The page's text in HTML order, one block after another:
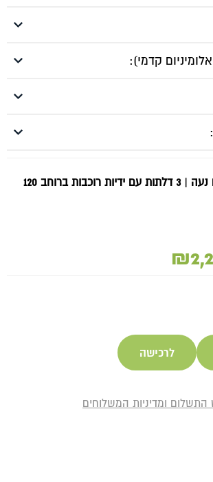
קדמי):
1x ארון פתיחה בדגם נעה | 3 דלתות עם ידיות רוכבות ברוחב 120
לרכישה
התשלום ומדיניות המשלוחים